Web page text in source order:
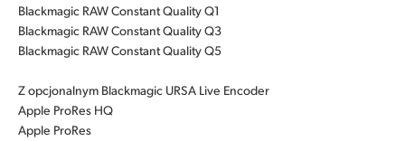
Blackmagic RAW Constant Quality Q1
Blackmagic RAW Constant Quality Q3
Blackmagic RAW Constant Quality Q5
Z opcjonalnym Blackmagic URSA Live Encoder
Apple ProRes HQ
Apple ProRes